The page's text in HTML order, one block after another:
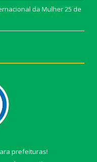
da Mulher25 de
prefeituras!